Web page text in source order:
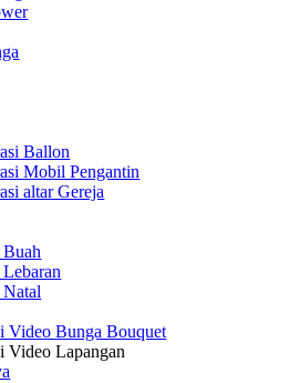
Ballon
Mobil Pengantin
altar Gereja
Buah
Natal
Video Bunga Bouquet
Video Lapangan